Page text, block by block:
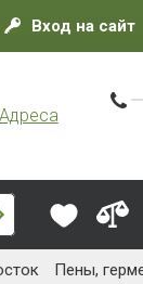
Вход на сайт
Адреса
Пены,